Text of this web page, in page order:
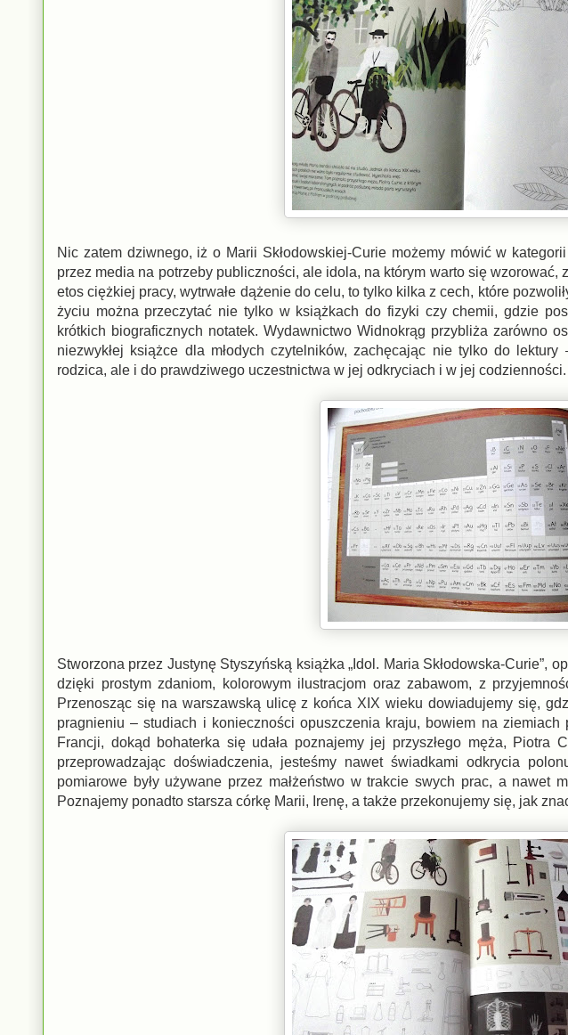
Nic zatem dziwnego, iż o Marii Skłodowskiej-Curie możemy mówić w
przez media na potrzeby publiczności, ale idola, na którym warto się wzorować,
etos ciężkiej pracy, wytrwałe dążenie do celu, to tylko kilka z cech, które
życiu można przeczytać nie tylko w książkach do fizyki czy chemii, gdzie
krótkich biograficznych notatek. Wydawnictwo Widnokrąg przybliża zarówno
niezwykłej książce dla młodych czytelników, zachęcając nie tylko do
rodzica, ale i do prawdziwego uczestnictwa w jej odkryciach i w jej codzienności.
Stworzona przez Justynę Styszyńską książka „Idol. Maria Skłodowska-Curie”,
dzięki prostym zdaniom, kolorowym ilustracjom oraz zabawom, z
Przenosząc się na warszawską ulicę z końca XIX wieku dowiadujemy się,
pragnieniu – studiach i konieczności opuszczenia kraju, bowiem na
Francji, dokąd bohaterka się udała poznajemy jej przyszłego męża, Piotra
przeprowadzając doświadczenia, jesteśmy nawet świadkami odkrycia
pomiarowe były używane przez małżeństwo w trakcie swych prac, a nawet
Poznajemy ponadto starsza córkę Marii, Irenę, a także przekonujemy się, jak